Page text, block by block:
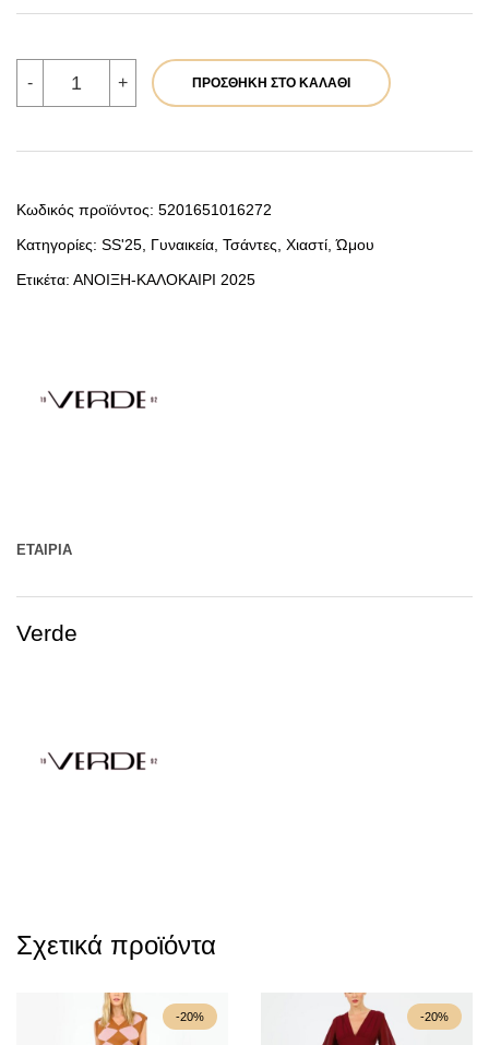
-
ΓΥΝΑΙΚΕΙΑ
ΤΣΑΝΤΑ
ποσότητα
+ ΠΡΟΣΘΉΚΗ ΣΤΟ ΚΑΛΆΘΙ
Κωδικός προϊόντος: 5201651016272
Κατηγορίες: SS'25 Γυναικεία Τσάντες Χιαστί ,Ώμου
Ετικέτα: ΑΝΟΙΞΗ-ΚΑΛΟΚΑΙΡΙ 2025
ΕΤΑΙΡΊΑ
Verde
Σχετικά προϊόντα
-20% -20%